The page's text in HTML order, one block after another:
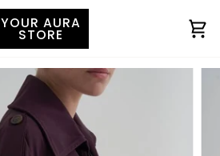
YOUR AURA
STORE